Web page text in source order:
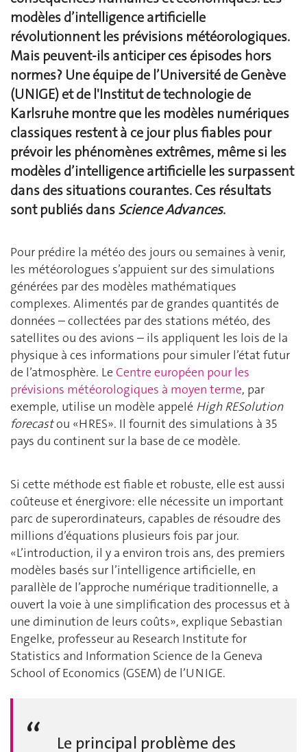
modèles d’intelligence artificielle
révolutionnent les prévisions météorologiques.
Mais peuvent-ils anticiper ces épisodes hors
normes? Une équipe de l’Université de Genève
(UNIGE) et de l'Institut de technologie de
Karlsruhe montre que les modèles numériques
classiques restent à ce jour plus fiables pour
prévoir les phénomènes extrêmes, même si les
modèles d’intelligence artificielle les surpassent
dans des situations courantes. Ces résultats
sont publiés dansScience Advances.
Pour prédire la météo des jours ou semaines à venir,
les météorologues s’appuient sur des simulations
générées par des modèles mathématiques
complexes. Alimentés par de grandes quantités de
données – collectées par des stations météo, des
satellites ou des avions – ils appliquent les lois de la
physique à ces informations pour simuler l’état futur
de l’atmosphère. Le Centre européen pour les
prévisions météorologiques à moyen terme, par
exemple, utilise un modèle appelé High RESolution
forecastou «HRES». Il fournit des simulations à 35
pays du continent sur la base de ce modèle.
Si cette méthode est fiable et robuste, elle est aussi
coûteuse et énergivore: elle nécessite un important
parc de superordinateurs, capables de résoudre des
millions d’équations plusieurs fois par jour.
«L’introduction, il y a environ trois ans, des premiers
modèles basés sur l’intelligence artificielle, en
parallèle de l’approche numérique traditionnelle, a
ouvert la voie à une simplification des processus et à
une diminution de leurs coûts», explique Sebastian
Engelke, professeur au Research Institute for
Statistics and Information Science de la Geneva
School of Economics (GSEM) de l’UNIGE.
Le principal problème des